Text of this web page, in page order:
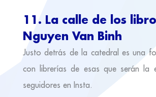
11. La calle de los
Nguyen Van Binh
Justo detrás de la catedral es una
con librerías de esas que serán la
seguidores en Insta.